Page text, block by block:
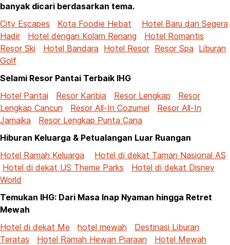
banyak dicari berdasarkan tema.
City Escapes
Kota Foodie Hebat
Hotel Baru dan Segera
Hadir
Hotel dengan Kolam Renang
Hotel Romantis
Resor Ski
Hotel Bandara Hotel Resor Resor Spa Liburan
Golf
Selami Resor Pantai Terbaik IHG
Hotel Pantai
Resor Karibia Resor Lengkap
Resor
Lengkap Cancun
Resor All-In Cozumel
Resor All-In
Jamaika
Resor Lengkap Punta Cana
Hiburan Keluarga & Petualangan Luar Ruangan
Hotel Ramah Keluarga
Hotel di dekat Taman Nasional AS
Hotel di dekat US Theme Parks
Hotel di dekat Disney
World
Temukan IHG: Dari Masa Inap Nyaman hingga Retret
Mewah
Hotel di dekat Me
hotel mewah
Destinasi Liburan
Teratas
Hotel Ramah Hewan Piaraan
Hotel Mewah